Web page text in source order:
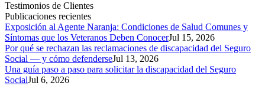
Testimonios de Clientes
Publicaciones recientes
Exposición al Agente Naranja: Condiciones de Salud Comunes y
Síntomas que los Veteranos Deben ConocerJul 15, 2026
Por qué se rechazan las reclamaciones de discapacidad del Seguro
Social — y cómo defenderseJul 13, 2026
Una guía paso a paso para solicitar la discapacidad del Seguro
SocialJul 6, 2026